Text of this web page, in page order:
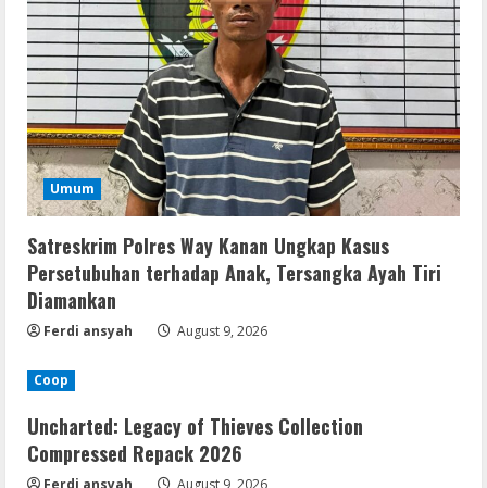
Umum
Satreskrim Polres Way Kanan Ungkap Kasus
Persetubuhan terhadap Anak, Tersangka Ayah Tiri
Diamankan
Ferdi ansyah August 9, 2026
Coop
Uncharted: Legacy of Thieves Collection
Compressed Repack 2026
Ferdi ansyah August 9, 2026